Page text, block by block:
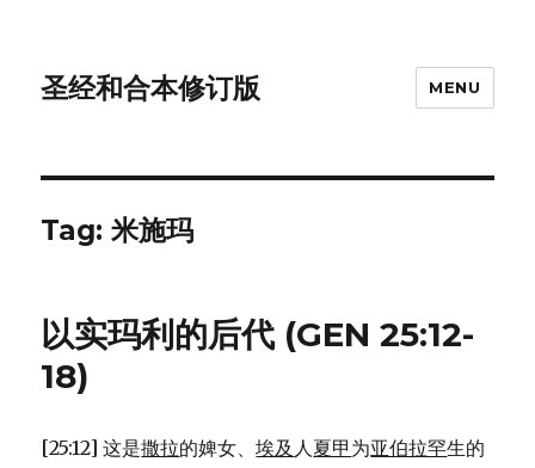
圣经和合本修订版 MENU
Tag: 米施玛
以实玛利的后代 (GEN 25:12-
18)
[25:12] 这是撒拉的婢女、埃及 人夏甲 为亚伯拉罕生的